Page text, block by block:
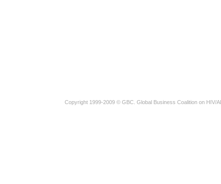
Copyright 1999-2009 © GBC. Global Business Coalition on HIV/